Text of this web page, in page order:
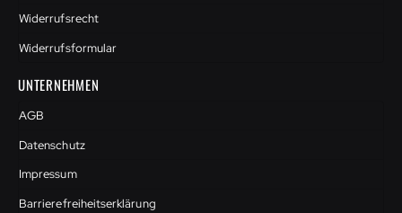
Widerrufsrecht
Widerrufsformular
UNTERNEHMEN
AGB
Datenschutz
Impressum
Barrierefreiheitserklärung